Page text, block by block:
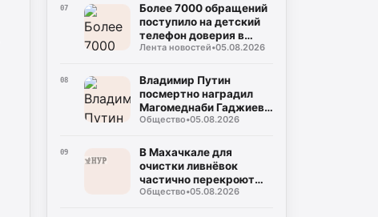
07
Более 7000 обращений
поступило на детский
телефон доверия в
Дагестане с начала
Лента новостей•05.08.2026
08
Владимир Путин
посмертно наградил
Магомеднаби Гаджиева
медалью «За отвагу»
Общество•05.08.2026
09
В Махачкале для
очистки ливнёвок
частично перекроют
Редукторный поселок
Общество•05.08.2026